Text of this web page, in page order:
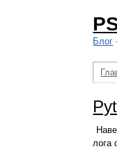
Блог
лога